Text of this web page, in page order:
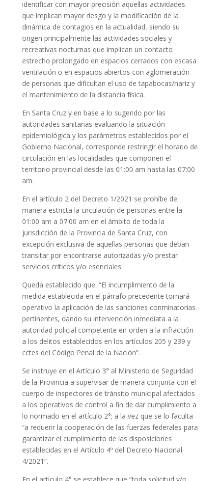
identificar con mayor precisión aquellas actividades
que implican mayor riesgo y la modificación de la
dinámica de contagios en la actualidad, siendo su
origen principalmente las actividades sociales y
recreativas nocturnas que implican un contacto
estrecho prolongado en espacios cerrados con escasa
ventilación o en espacios abiertos con aglomeración
de personas que dificultan el uso de tapabocas/nariz y
el mantenimiento de la distancia física.
En Santa Cruz y en base a lo sugerido por las
autoridades sanitarias evaluando la situación
epidemiológica y los parámetros establecidos por el
Gobierno Nacional, corresponde restringir el horario de
circulación en las localidades que componen el
territorio provincial desde las 01:00 am hasta las 07:00
am.
En el artículo 2 del Decreto 1/2021 se prohíbe de
manera estricta la circulación de personas entre la
01:00 am a 07:00 am en el ámbito de toda la
jurisdicción de la Provincia de Santa Cruz, con
excepción exclusiva de aquellas personas que deban
transitar por encontrarse autorizadas y/o prestar
servicios críticos y/o esenciales.
Queda establecido que: “El incumplimiento de la
medida establecida en el párrafo precedente tornará
operativo la aplicación de las sanciones conminatorias
pertinentes, dando su intervención inmediata a la
autoridad policial competente en orden a la infracción
a los delitos establecidos en los artículos 205 y 239 y
cctes del Código Penal de la Nación”.
Se instruye en el Artículo 3° al Ministerio de Seguridad
de la Provincia a supervisar de manera conjunta con el
cuerpo de inspectores de tránsito municipal afectados
a los operativos de control a fin de dar cumplimiento a
lo normado en el artículo 2°; a la vez que se lo faculta
“a requerir la cooperación de las fuerzas federales para
garantizar el cumplimiento de las disposiciones
establecidas en el Artículo 4º del Decreto Nacional
4/2021”.